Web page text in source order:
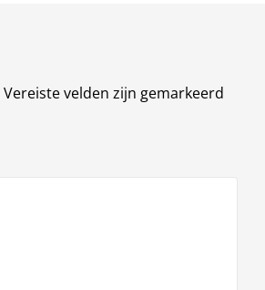
Vereiste velden zijn gemarkeerd